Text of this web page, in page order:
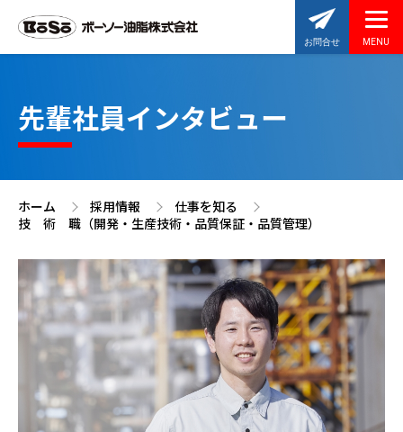
お問合せ
先輩社員インタビュー
ホーム 採用情報
仕事を知る
技 術 職（開発・生産技術・品質保証・品質管理）